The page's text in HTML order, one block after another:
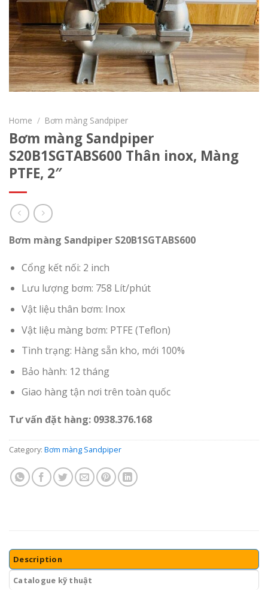
Home / Bơm màng Sandpiper
Bơm màng Sandpiper
S20B1SGTABS600 Thân inox, Màng
PTFE, 2″
Bơm màng Sandpiper S20B1SGTABS600
Cổng kết nối: 2 inch
Lưu lượng bơm: 758 Lít/phút
Vật liệu thân bơm: Inox
Vật liệu màng bơm: PTFE (Teflon)
Tình trạng: Hàng sẵn kho, mới 100%
Bảo hành: 12 tháng
Giao hàng tận nơi trên toàn quốc
Tư vấn đặt hàng: 0938.376.168
Category: Bơm màng Sandpiper
Description
Catalogue kỹ thuật